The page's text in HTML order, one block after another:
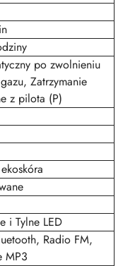
po zwolnieniu
Zatrzymanie
z pilota (P)
i Tylne LED
Radio FM,
MP3